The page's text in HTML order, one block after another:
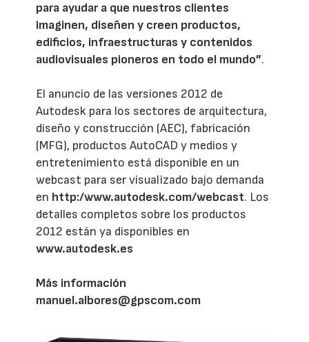
para ayudar a que nuestros clientes
imaginen, diseñen y creen productos,
edificios, infraestructuras y contenidos
audiovisuales pioneros en todo el mundo”.
El anuncio de las versiones 2012 de
Autodesk para los sectores de arquitectura,
diseño y construcción (AEC), fabricación
(MFG), productos AutoCAD y medios y
entretenimiento está disponible en un
webcast para ser visualizado bajo demanda
en http:/www.autodesk.com/webcast. Los
detalles completos sobre los productos
2012 están ya disponibles en
www.autodesk.es
Más información
manuel.albores@gpscom.com